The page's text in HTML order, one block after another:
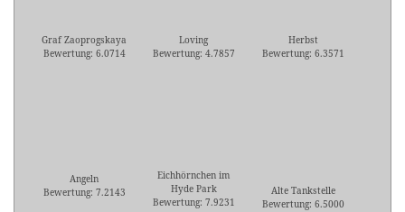
Graf Zaoprogskaya
Bewertung: 6.0714
Loving
Bewertung: 4.7857
Herbst
Bewertung: 6.3571
Angeln
Bewertung: 7.2143
Eichhörnchen im
Hyde Park
Bewertung: 7.9231
Alte Tankstelle
Bewertung: 6.5000